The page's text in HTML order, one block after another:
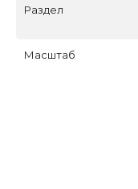
Раздел
Масштаб